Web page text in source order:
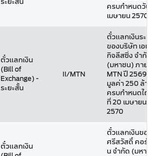
ครบกำหนดวั
เมษายน 2570
ตั๋วแลกเงิน
(Bill of
Exchange) -
ระยะสั้น
II/MTN
ตั๋วแลกเงินระ
ของบริษัท เอเ
กิจลีสซิ่ง จำกัด
(มหาชน) ภาย
MTN ปี 2569
มูลค่า 250 ล้า
ครบกำหนดไถ่
ที่ 20 เมษายน
2570
ตั๋วแลกเงิน
ตั๋วแลกเงินขอ
ศรีสวัสดิ์ คอร์
น จำกัด (มหา